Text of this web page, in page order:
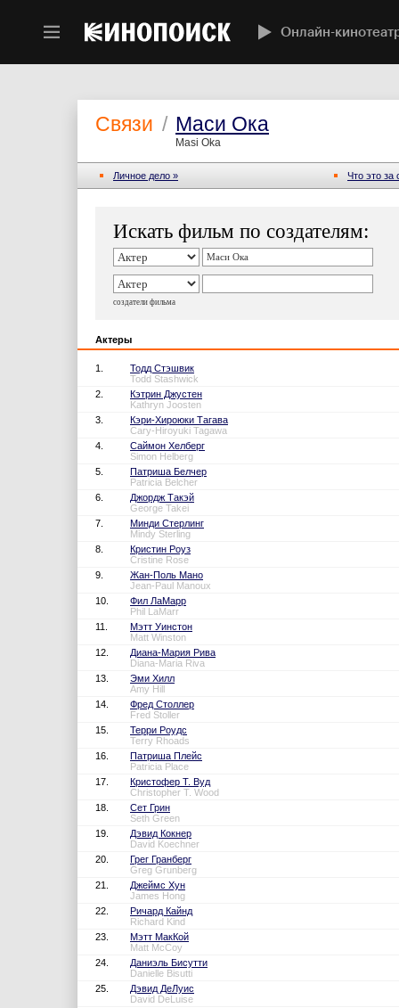
Онлайн-
Связи / Маси Ока
Masi Oka
Личное дело » Что это за
Искать фильм по создателям:
создатели фильма
Актеры
1.
Тодд Стэшвик
Todd Stashwick
2.
Кэтрин Джустен
Kathryn Joosten
3.
Кэри-Хироюки Тагава
Cary-Hiroyuki Tagawa
4.
Саймон Хелберг
Simon Helberg
5.
Патриша Белчер
Patricia Belcher
6.
Джордж Такэй
George Takei
7.
Минди Стерлинг
Mindy Sterling
8.
Кристин Роуз
Cristine Rose
9.
Жан-Поль Мано
Jean-Paul Manoux
10.
Фил ЛаМарр
Phil LaMarr
11.
Мэтт Уинстон
Matt Winston
12.
Диана-Мария Рива
Diana-Maria Riva
13.
Эми Хилл
Amy Hill
14.
Фред Столлер
Fred Stoller
15.
Терри Роудс
Terry Rhoads
16.
Патриша Плейс
Patricia Place
17.
Кристофер Т. Вуд
Christopher T. Wood
18.
Сет Грин
Seth Green
19.
Дэвид Кокнер
David Koechner
20.
Грег Гранберг
Greg Grunberg
21.
Джеймс Хун
James Hong
22.
Ричард Кайнд
Richard Kind
23.
Мэтт МакКой
Matt McCoy
24.
Даниэль Бисутти
Danielle Bisutti
25.
Дэвид ДеЛуис
David DeLuise